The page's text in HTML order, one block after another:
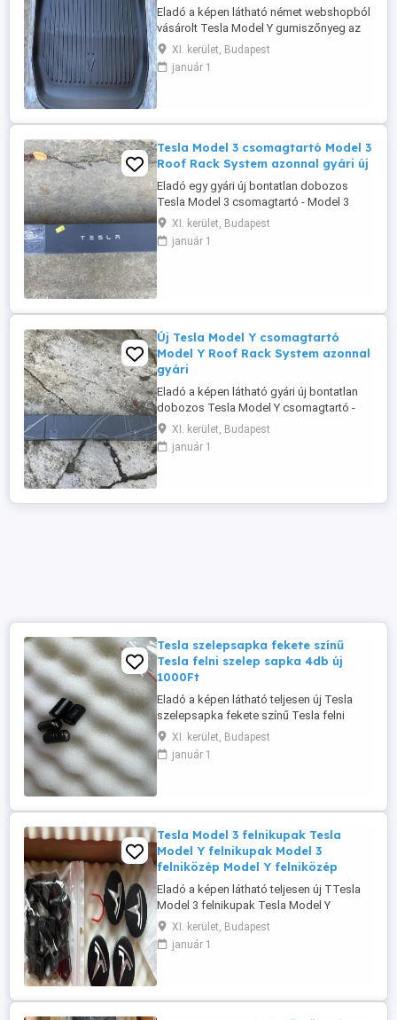
Eladó a képen látható német webshopból
vásárolt Tesla Model Y gumiszőnyeg az
első csomagtartóba (frunk) jó minőségi
méretpontos. teljesen új nem volt
használva. Az ára 19.000Ft. Igény esetén
Készletről azonnal elérhető. Igény esetén
XI. kerület, Budapest
január 1
Tesla Model 3 csomagtartó Model 3
Roof Rack System azonnal gyári új
Eladó egy gyári új bontatlan dobozos
Tesla Model 3 csomagtartó - Model 3
tetőcsomagtartó- Model 3 Roof Rack
System - 1128114-00-C. Azonnal elérhető
nem kell rá várni. Igény esetén más gyári
es ...
XI. kerület, Budapest
január 1
Új Tesla Model Y csomagtartó
Model Y Roof Rack System azonnal
gyári
Eladó a képen látható gyári új bontatlan
dobozos Tesla Model Y csomagtartó -
Model Y tetőcsomagtartó- Model Y Roof
Rack System - 1518236-00-B. Azonnal
elérhető nem kell rá várni. Igény esetén
bérlése is megoldható (van egy saját
XI. kerület, Budapest
január 1
Tesla szelepsapka fekete színű
Tesla felni szelep sapka 4db új
1000Ft
Eladó a képen látható teljesen új Tesla
szelepsapka fekete színű Tesla felni
szelep sapka 4db új 1000Ft Tesla szelep,
Tesla szelepsapka, Tesla szelepsapkák,
4db szelepsapka Tesla. Igény esetén más
Budapesten személyesen átvehető ...
XI. kerület, Budapest
január 1
Tesla Model 3 felnikupak Tesla
Model Y felnikupak Model 3
felniközép Model Y felniközép
Eladó a képen látható teljesen új TTesla
Model 3 felnikupak Tesla Model Y
felnikupak Model 3 felniközép Model Y
felniközép 10.000Ft. A képek között
található egy saját kép a saját Model Y 19"
Model Y kerékhez is. Tesla kupak, ...
XI. kerület, Budapest
január 1